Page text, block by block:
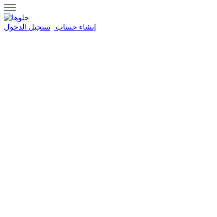
إنشاء حساب | تسجيل الدخول